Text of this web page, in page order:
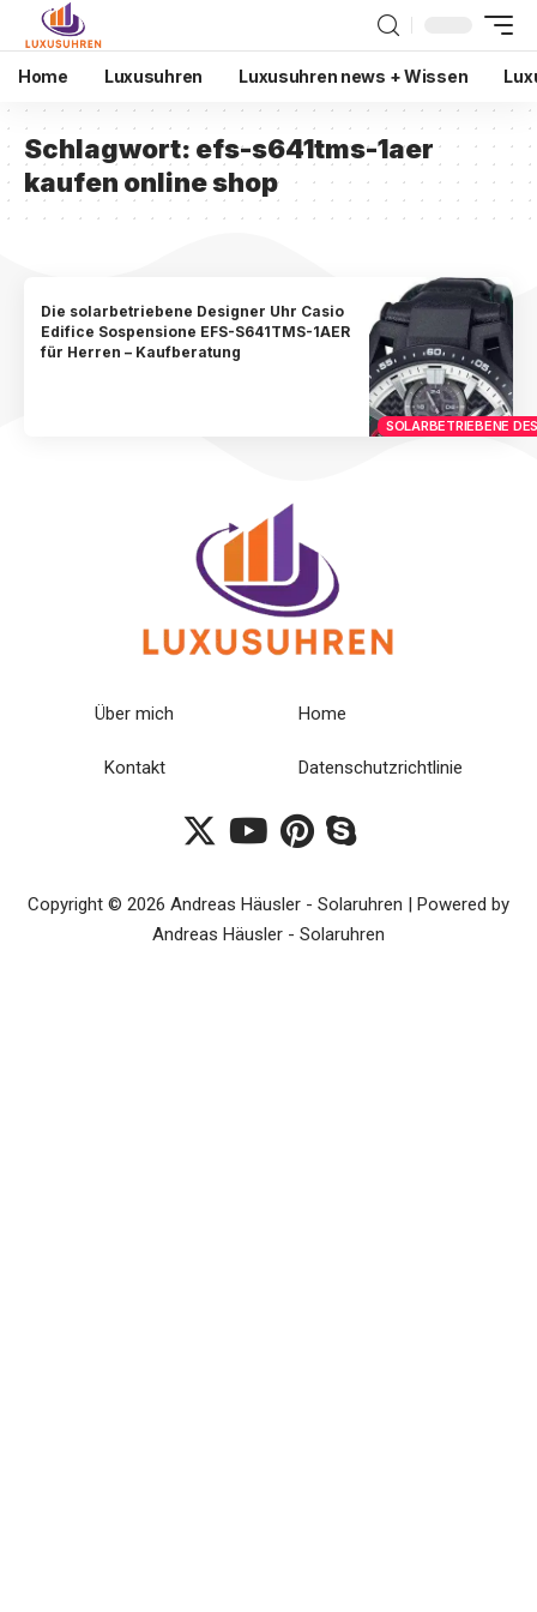
Home Luxusuhren Luxusuhren news + Wissen
Schlagwort: efs-s641tms-1aer
kaufen online shop
SOLARBETRIEBENE
Die solarbetriebene Designer Uhr Casio
Edifice Sospensione EFS-S641TMS-1AER
für Herren – Kaufberatung
Über mich
Kontakt
Home
Datenschutzrichtlinie
Copyright © 2026 Andreas Häusler - Solaruhren | Powered by
Andreas Häusler - Solaruhren